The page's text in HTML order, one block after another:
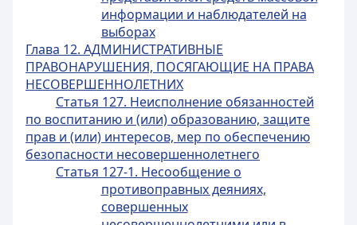
информации и наблюдателей на
выборах
Глава 12. АДМИНИСТРАТИВНЫЕ
ПРАВОНАРУШЕНИЯ, ПОСЯГАЮЩИЕ НА ПРАВА
НЕСОВЕРШЕННОЛЕТНИХ
Статья 127. Неисполнение обязанностей
по воспитанию и (или) образованию, защите
прав и (или) интересов, мер по обеспечению
безопасности несовершеннолетнего
Статья 127-1. Несообщение о
противоправных деяниях,
совершенных